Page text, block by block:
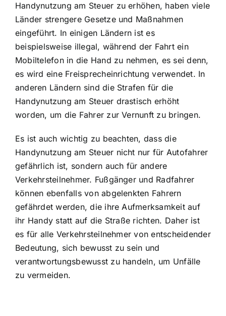
Handynutzung am Steuer zu erhöhen, haben viele
Länder strengere Gesetze und Maßnahmen
eingeführt. In einigen Ländern ist es
beispielsweise illegal, während der Fahrt ein
Mobiltelefon in die Hand zu nehmen, es sei denn,
es wird eine Freisprecheinrichtung verwendet. In
anderen Ländern sind die Strafen für die
Handynutzung am Steuer drastisch erhöht
worden, um die Fahrer zur Vernunft zu bringen.
Es ist auch wichtig zu beachten, dass die
Handynutzung am Steuer nicht nur für Autofahrer
gefährlich ist, sondern auch für andere
Verkehrsteilnehmer. Fußgänger und Radfahrer
können ebenfalls von abgelenkten Fahrern
gefährdet werden, die ihre Aufmerksamkeit auf
ihr Handy statt auf die Straße richten. Daher ist
es für alle Verkehrsteilnehmer von entscheidender
Bedeutung, sich bewusst zu sein und
verantwortungsbewusst zu handeln, um Unfälle
zu vermeiden.